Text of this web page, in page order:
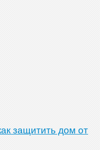
защитить дом от